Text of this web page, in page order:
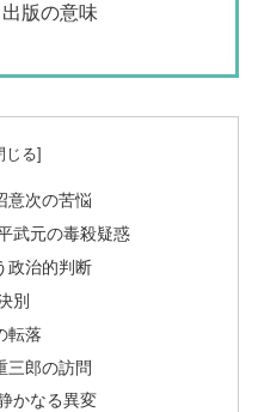
版の意味
意次の苦悩
武元の毒殺疑惑
政治的判断
別
転落
三郎の訪問
かなる異変